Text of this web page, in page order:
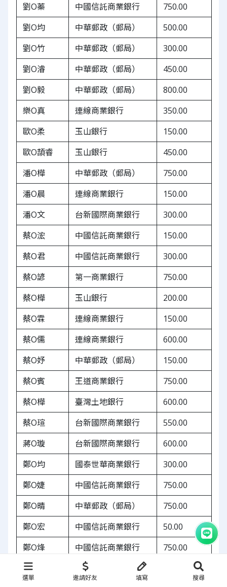
選單 邀請好友 填寫 搜尋
劉O蓁
中國信託商業銀行
750.00
劉O均
中華郵政（郵局）
500.00
劉O竹
中華郵政（郵局）
300.00
劉O濬
中華郵政（郵局）
450.00
劉O毅
中華郵政（郵局）
800.00
樂O真
連線商業銀行
350.00
歐O柔
玉山銀行
150.00
歐O頡睿
玉山銀行
450.00
潘O樺
中華郵政（郵局）
750.00
潘O晨
連線商業銀行
150.00
潘O文
台新國際商業銀行
300.00
蔡O浤
中國信託商業銀行
150.00
蔡O君
中國信託商業銀行
300.00
蔡O諺
第一商業銀行
750.00
蔡O樺
玉山銀行
200.00
蔡O霖
連線商業銀行
150.00
蔡O儒
連線商業銀行
600.00
蔡O妤
中華郵政（郵局）
150.00
蔡O賓
王道商業銀行
750.00
蔡O樺
臺灣土地銀行
600.00
蔡O瑄
台新國際商業銀行
550.00
蔣O璇
台新國際商業銀行
600.00
鄭O均
國泰世華商業銀行
300.00
鄭O婕
中國信託商業銀行
750.00
鄭O晴
中華郵政（郵局）
750.00
鄭O宏
中國信託商業銀行
50.00
鄭O烽
中國信託商業銀行
750.00
盧O維
中華郵政（郵局）